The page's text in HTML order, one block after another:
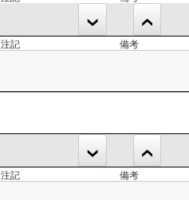
注記 備考
注記 備考